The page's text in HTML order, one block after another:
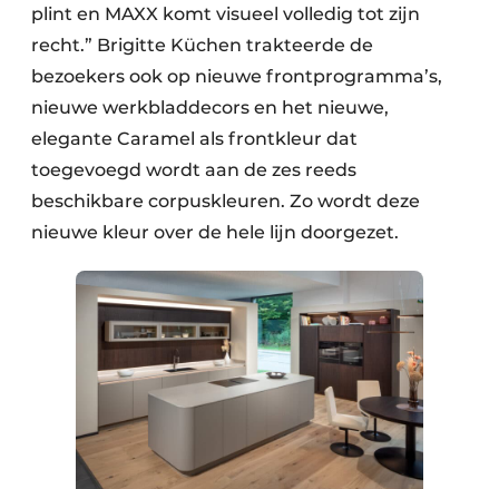
plint en MAXX komt visueel volledig tot zijn
recht.” Brigitte Küchen trakteerde de
bezoekers ook op nieuwe frontprogramma’s,
nieuwe werkbladdecors en het nieuwe,
elegante Caramel als frontkleur dat
toegevoegd wordt aan de zes reeds
beschikbare corpuskleuren. Zo wordt deze
nieuwe kleur over de hele lijn doorgezet.